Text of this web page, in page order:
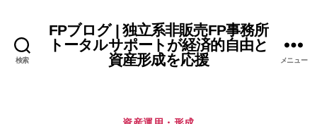
検索
FPブログ | 独立系非販売FP事務所
トータルサポートが経済的自由と
資産形成を応援
メニュー
カ